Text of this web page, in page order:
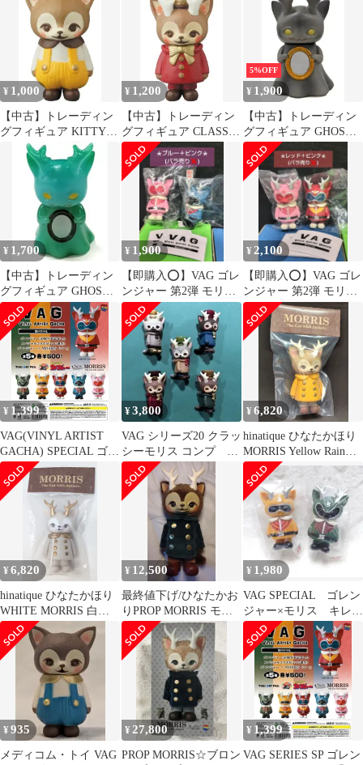
¥ 1,000
【中古】トレーディン
グフィギュア KITTY
MORRIS(黄) 「VAG
SERIES20 ひなたかほ
りコレクション KITTY
MORRIS」
¥ 1,200
【中古】トレーディン
グフィギュア CLASSY
MORRIS(コート 赤/リ
ボン 金) 「VAG
SERIES20 ひなたかほ
りコレクション
CLASSY MORRIS」
5%OFF
¥ 1,900
【中古】トレーディン
グフィギュア GHOST
MORRIS(黒) 「VAG
SERIES20 ひなたかほ
りコレクション
GHOST MORRIS」
¥ 1,700
【中古】トレーディン
グフィギュア GHOST
MORRIS(青) 「VAG
SERIES20 ひなたかほ
りコレクション
GHOST MORRIS」
¥ 1,900
【即購入⭕️】VAG ゴレ
ンジャー 第2弾 モリス
２種セット
¥2,100
【即購入⭕️】VAG ゴレ
ンジャー 第2弾 モリス
２種セット
¥ 1,399
VAG(VINYL ARTIST
GACHA) SPECIAL ゴレ
ンジャー × MORRIS
¥3,800
VAG シリーズ20 クラッ
シーモリス コンプ ひ
なたかほり
¥6,820
hinatique ひなたかほり
MORRIS Yellow Rain
Coat
¥6,820
hinatique ひなたかほり
WHITE MORRIS 白コ
ート 金角
¥ 12,500
最終値下げ/ひなたかお
りPROP MORRIS モリ
ス
¥ 1,980
VAG SPECIAL ゴレン
ジャー×モリス キレン
ジャー ミドレンジャ
ー
¥935
メディコム・トイ VAG
¥ 27,800
PROP MORRIS☆ブロン
¥ 1,399
VAG SERIES SP ゴレン